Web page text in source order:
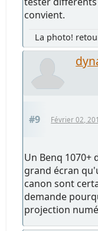
convient.
La photo!
#9 Février 02,
Un Benq 1070+
grand écran
canon sont
demande
projection